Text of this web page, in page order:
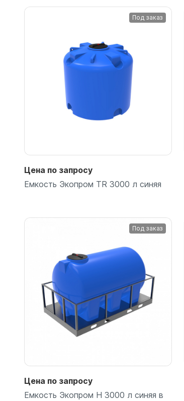
Под заказ
Подробнее
Цена по запросу
Емкость Экопром TR 3000 л синяя
Под заказ
Цена по запросу
Емкость Экопром H 3000 л синяя в